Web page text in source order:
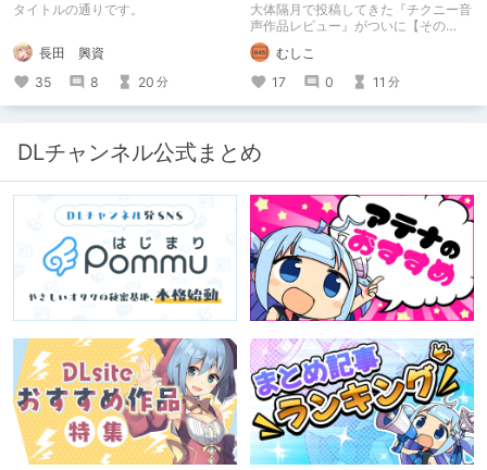
タイトルの通りです。
長田 興資
35
8 20 分
大体隔月で投稿してきた『チクニー音
声作品レビュー』がついに【その
50】を迎えました！ 約7年半チクニー
し続け、おシコり報告をしてきただけ
ですけど記念は記念。 皆様への感謝
を伝えたり、これまでの投稿を振り返
ります。
むしこ
17
0 11 分
DLチャンネル公式まとめ